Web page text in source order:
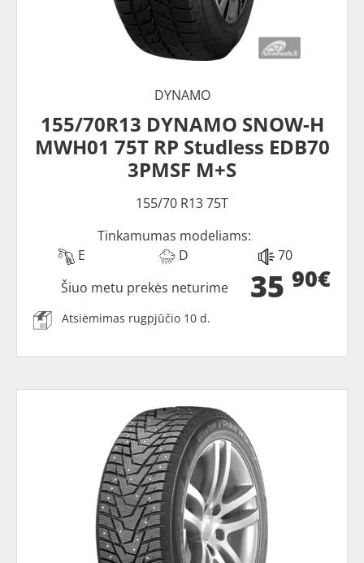
DYNAMO
155/70R13 DYNAMO SNOW-H
MWH01 75T RP Studless EDB70
3PMSF M+S
155/70 R13 75T
Tinkamumas modeliams:
E
D 70
35 90€
Šiuo metu prekės neturime
Atsiėmimas rugpjūčio 10 d.